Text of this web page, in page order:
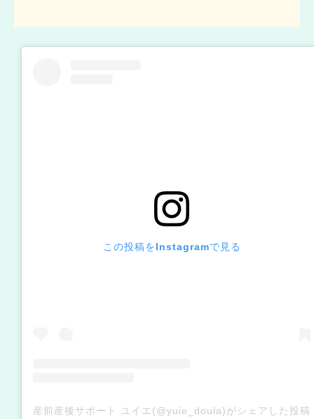
この投稿をInstagramで見る
産前産後サポート ユイエ(@yuie_doula)がシェアした投稿